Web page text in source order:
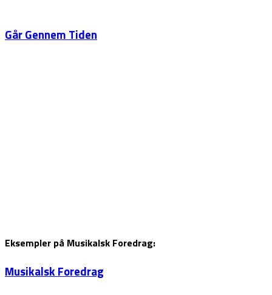
Går Gennem Tiden
Eksempler på Musikalsk Foredrag:
Musikalsk Foredrag